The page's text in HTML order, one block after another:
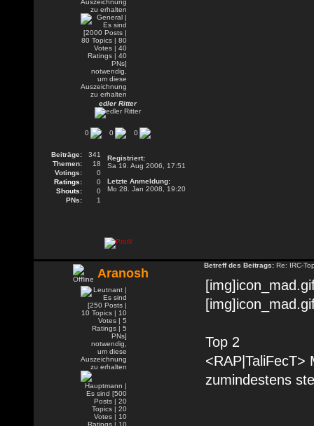
edler Ritter
0 0 0
Beiträge:
341
Themen:
18
Votings:
0
Ratings:
0
Shouts:
0
PNs:
1
Registriert:
Sa 19. Aug 2006, 17:51
Letzte Anmeldung:
Mo 28. Jan 2008, 19:20
Aranosh
Betreff des Beitrags: Re: IRC-
Top 2
<RAP|TaliFecT>
zumindestens